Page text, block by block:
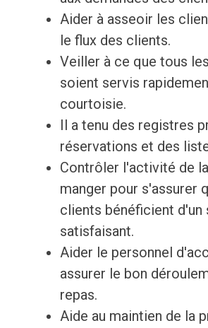
Aider à asseoir les
le flux des clients.
Veiller à ce que tous
soient servis
courtoisie.
Il a tenu des registres
réservations et des
Contrôler l'activité de
manger pour s'assurer
clients bénéficient d'un
satisfaisant.
Aider le personnel
assurer le bon
repas.
Aide au maintien de la